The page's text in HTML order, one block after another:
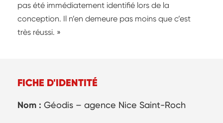
pas été immédiatement identifié lors de la
conception. Il n’en demeure pas moins que c’est
très réussi. »
FICHE D'IDENTITÉ
Nom : Géodis – agence Nice Saint-Roch